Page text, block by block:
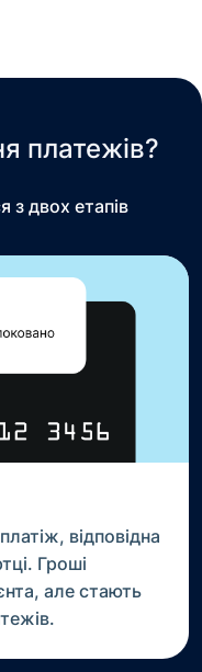
платежів?
з двох етапів
відповідна
Гроші
але стають